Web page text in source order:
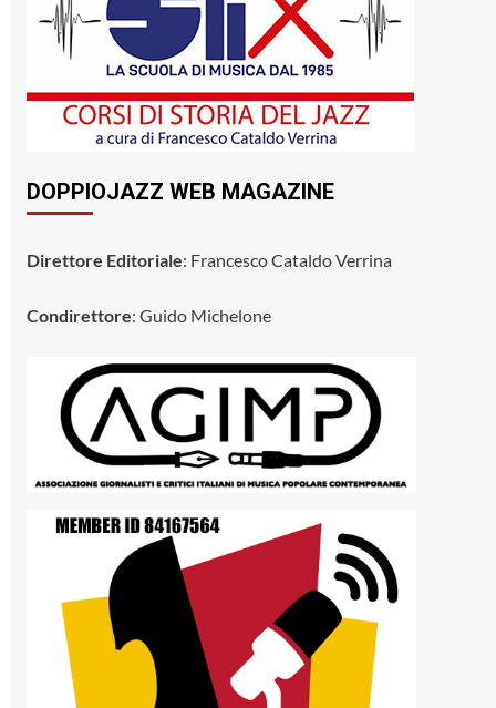
DOPPIOJAZZ WEB MAGAZINE
Direttore Editoriale: Francesco Cataldo Verrina
Condirettore: Guido Michelone